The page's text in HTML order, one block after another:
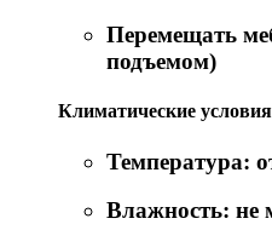
Перемещать
подъемом)
Климатические
Температура:
Влажность: не